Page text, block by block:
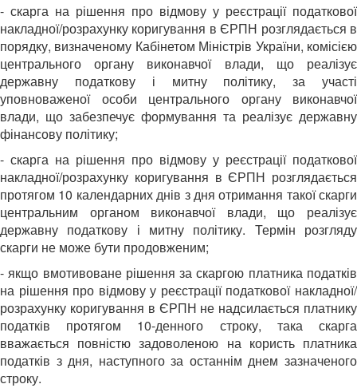
- скарга на рішення про відмову у реєстрації податкової
накладної/розрахунку коригування в ЄРПН розглядається в
порядку, визначеному Кабінетом Міністрів України, комісією
центрального органу виконавчої влади, що реалізує
державну податкову і митну політику, за участі
уповноваженої особи центрального органу виконавчої
влади, що забезпечує формування та реалізує державну
фінансову політику;
- скарга на рішення про відмову у реєстрації податкової
накладної/розрахунку коригування в ЄРПН розглядається
протягом 10 календарних днів з дня отримання такої скарги
центральним органом виконавчої влади, що реалізує
державну податкову і митну політику. Термін розгляду
скарги не може бути продовженим;
- якщо вмотивоване рішення за скаргою платника податків
на рішення про відмову у реєстрації податкової накладної/
розрахунку коригування в ЄРПН не надсилається платнику
податків протягом 10-денного строку, така скарга
вважається повністю задоволеною на користь платника
податків з дня, наступного за останнім днем зазначеного
строку.